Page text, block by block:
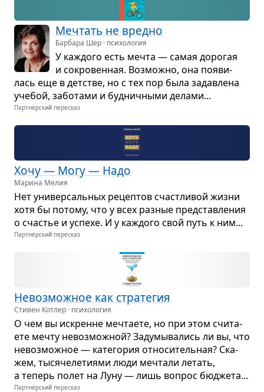
Меч­тать не вредно
Барбара Шер · психология
У каж­дого есть мечта — самая доро­гая
и сокро­вен­ная. Воз­можно, она появи­
лась еще в дет­стве, но с тех пор была задав­лена
уче­бой, забо­тами и буд­нич­ными делами...
Партнёрский пересказ
Хочу — Mогу — Надо
Марина Мелия
Нет уни­вер­саль­ных рецеп­тов счаст­ли­вой жизни
хотя бы потому, что у всех раз­ные пред­став­ле­ния
о сча­стье и успехе. И у каж­дого свой путь к ним...
Партнёрский пересказ
Невоз­мож­ное как стра­те­гия
Стивен Котлер · психология
О чем вы искренне меч­та­ете, но при этом счи­та­
ете мечту невоз­мож­ной? Заду­мы­ва­лись ли вы, что
невоз­мож­ное — кате­го­рия отно­си­тель­ная? Ска­
жем, тыся­че­ле­ти­ями люди меч­тали летать,
а теперь полет на Луну — лишь вопрос бюд­жета...
Партнёрский пересказ